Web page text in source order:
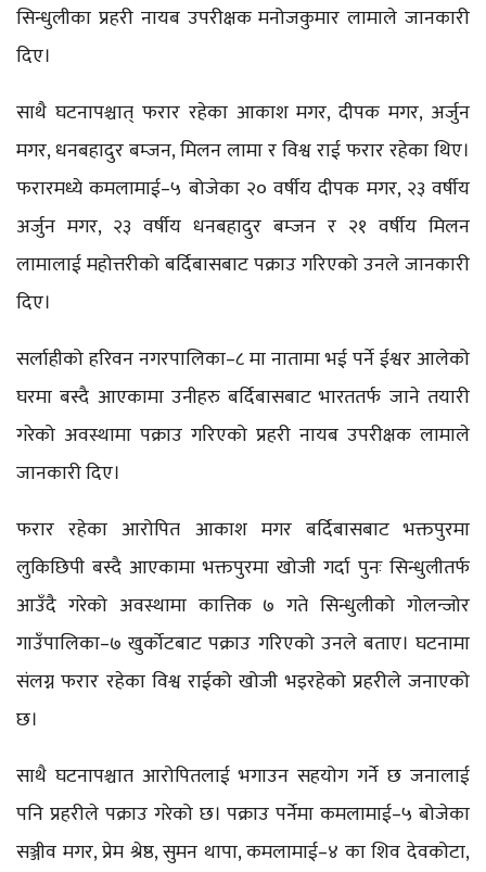
सिन्धुलीका प्रहरी नायब उपरीक्षक मनोजकुमार लामाले जानकारी
दिए।
साथै घटनापश्चात् फरार रहेका आकाश मगर, दीपक मगर, अर्जुन
मगर, धनबहादुर बम्जन, मिलन लामा र विश्व राई फरार रहेका थिए।
फरारमध्ये कमलामाई–५ बोजेका २० वर्षीय दीपक मगर, २३ वर्षीय
अर्जुन मगर, २३ वर्षीय धनबहादुर बम्जन र २१ वर्षीय मिलन
लामालाई महोत्तरीको बर्दिबासबाट पक्राउ गरिएको उनले जानकारी
दिए।
सर्लाहीको हरिवन नगरपालिका–८ मा नातामा भई पर्ने ईश्वर आलेको
घरमा बस्दै आएकामा उनीहरु बर्दिबासबाट भारततर्फ जाने तयारी
गरेको अवस्थामा पक्राउ गरिएको प्रहरी नायब उपरीक्षक लामाले
जानकारी दिए।
फरार रहेका आरोपित आकाश मगर बर्दिबासबाट भक्तपुरमा
लुकिछिपी बस्दै आएकामा भक्तपुरमा खोजी गर्दा पुनः सिन्धुलीतर्फ
आउँदै गरेको अवस्थामा कात्तिक ७ गते सिन्धुलीको गोलन्जोर
गाउँपालिका–७ खुर्कोटबाट पक्राउ गरिएको उनले बताए। घटनामा
संलग्न फरार रहेका विश्व राईको खोजी भइरहेको प्रहरीले जनाएको
छ।
साथै घटनापश्चात आरोपितलाई भगाउन सहयोग गर्ने छ जनालाई
पनि प्रहरीले पक्राउ गरेको छ। पक्राउ पर्नेमा कमलामाई–५ बोजेका
सञ्जीव मगर, प्रेम श्रेष्ठ, सुमन थापा, कमलामाई–४ का शिव देवकोटा,